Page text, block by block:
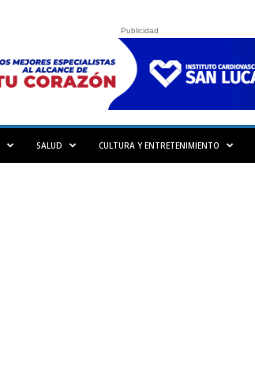
Publicidad
SALUD CULTURA Y ENTRETENIMIENTO